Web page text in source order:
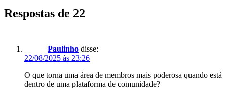
Respostas de 22
Paulinho disse:
22/08/2025 às 23:26
O que torna uma área de membros mais poderosa quando está
dentro de uma plataforma de comunidade?